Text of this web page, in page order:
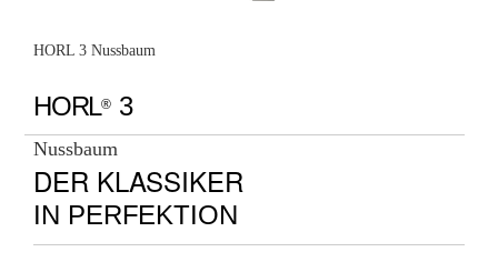
HORL 3 Nussbaum
HORL® 3
Nussbaum
DER KLASSIKER
IN PERFEKTION